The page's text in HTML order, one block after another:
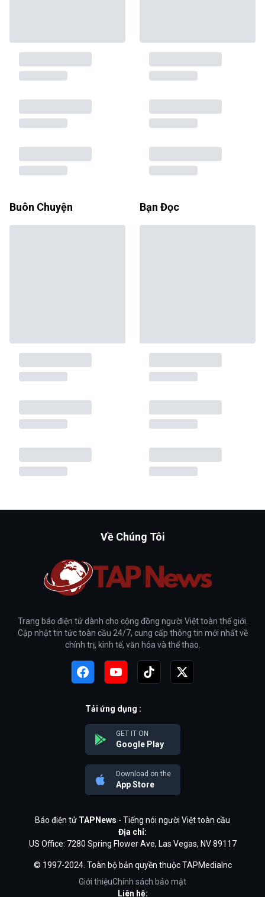
Buôn Chuyện Bạn Đọc
Về Chúng Tôi
Trang báo điện tử dành cho cộng đồng người Việt toàn thế giới.
Cập nhật tin tức toàn cầu 24/7, cung cấp thông tin mới nhất về
chính trị, kinh tế, văn hóa và thể thao.
Tải ứng dụng :
GET IT ON
Google Play
Download on the
App Store
Báo điện tử TAPNews - Tiếng nói người Việt toàn cầu
Địa chỉ:
US Office: 7280 Spring Flower Ave, Las Vegas, NV 89117
© 1997-2024. Toàn bộ bản quyền thuộc TAPMediaInc
Giới thiệuChính sách bảo mật
Liên hệ: